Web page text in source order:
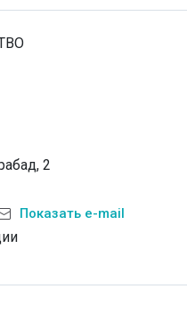
2
Показать e-mail